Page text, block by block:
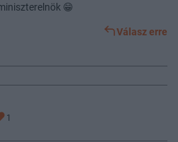
😁
Válasz erre
1